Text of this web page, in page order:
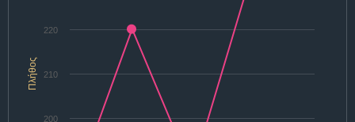
Πλήθος
200
210
220